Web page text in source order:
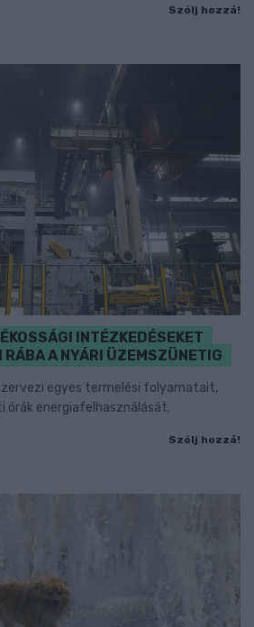
Szólj hozzá!
INTÉZKEDÉSEKET
RÁBA A NYÁRI ÜZEMSZÜNETIG
egyes termelési folyamatait,
órák energiafelhasználását.
Szólj hozzá!